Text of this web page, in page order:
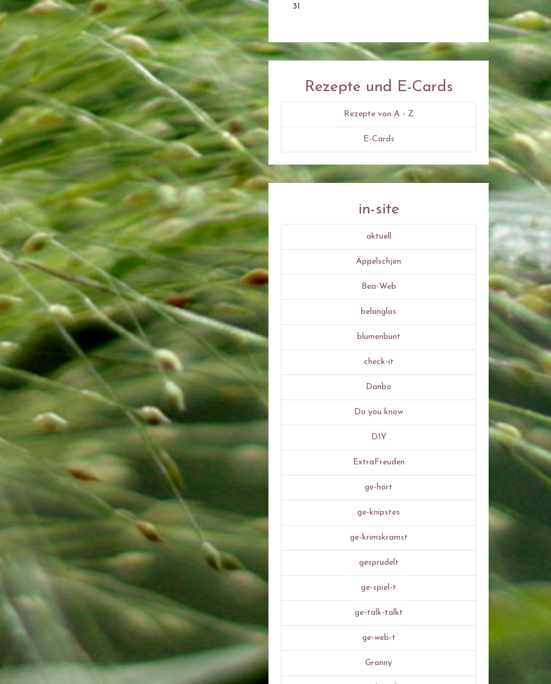
31
Rezepte und E-Cards
Rezepte von A - Z
E-Cards
in-site
aktuell
Äppelschjen
Bea-Web
belanglos
blumenbunt
check-it
Danbo
Do you know
DIY
ExtraFreuden
ge-hört
ge-knipstes
ge-krimskramst
gesprudelt
ge-spiel-t
ge-talk-talkt
ge-web-t
Granny